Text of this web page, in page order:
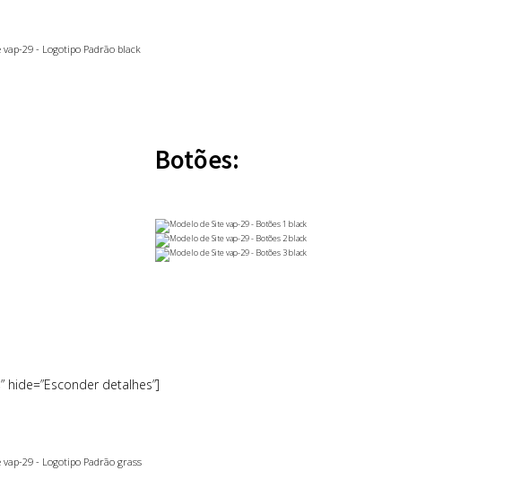
Botões:
hide=”Esconder detalhes”]